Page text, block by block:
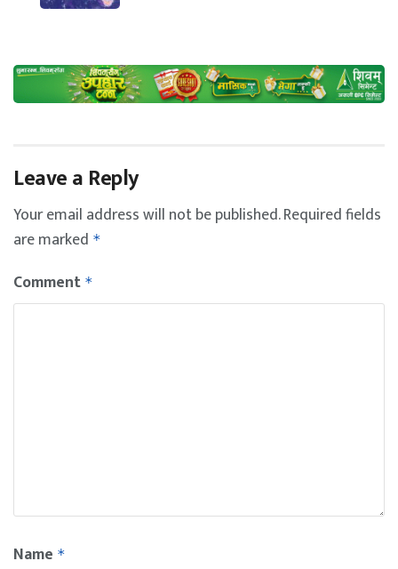
Leave a Reply
Your email address will not be published.Required fields
are marked *
Comment *
Name *